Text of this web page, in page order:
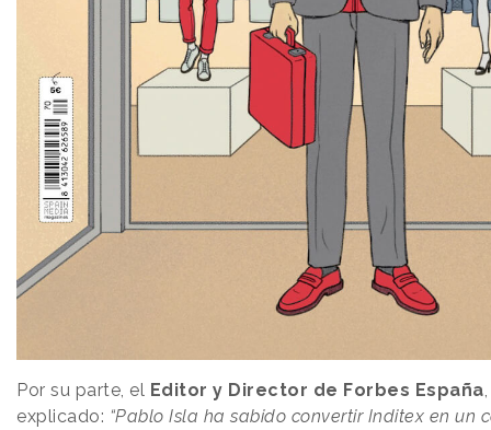
Por su parte, el Editor y Director de Forbes España
explicado: “Pablo Isla ha sabido convertir Inditex en un